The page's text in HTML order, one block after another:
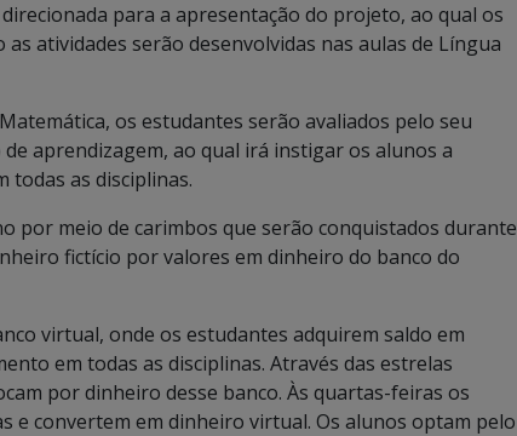
para a apresentação do projeto, ao qual os
atividades serão desenvolvidas nas aulas de Língua
os estudantes serão avaliados pelo seu
aprendizagem, ao qual irá instigar os alunos a
todas as disciplinas.
por meio de carimbos que serão conquistados durante
fictício por valores em dinheiro do banco do
virtual, onde os estudantes adquirem saldo em
em todas as disciplinas. Através das estrelas
por dinheiro desse banco. Às quartas-feiras os
e convertem em dinheiro virtual. Os alunos optam pelo